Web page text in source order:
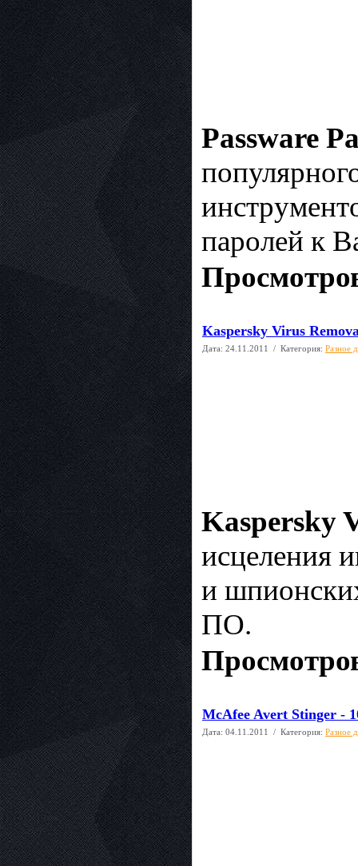
Passware
паролей к
Kaspersky Virus
Дата: 24.11.2011 / Категория: Разное
Kaspersky
исцеления
и
ПО.
McAfee Avert Stinger -
Дата: 04.11.2011 / Категория: Разное